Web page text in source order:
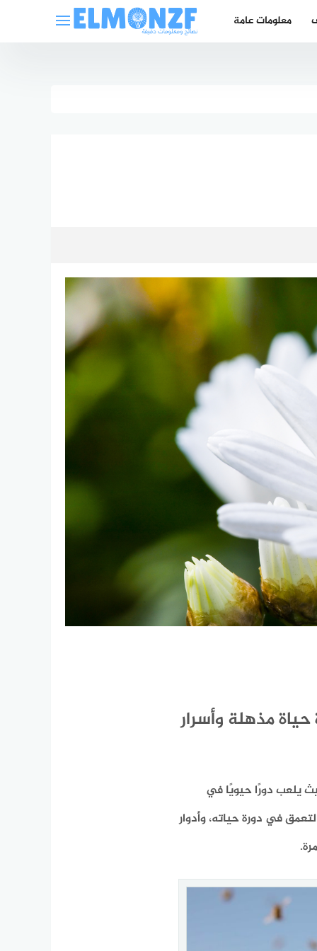
معلومات عامة
مذهلة وأسرار
يلعب دورًا حيويًا في
في دورة حياته، وأدوار